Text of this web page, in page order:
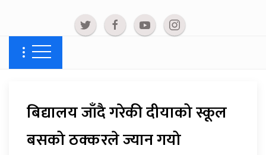
बिद्यालय जाँदै गरेकी दीयाको स्कूल
बसको ठक्करले ज्यान गयो